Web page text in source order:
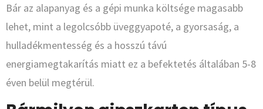
Bár az alapanyag és a gépi munka költsége magasabb
lehet, mint a legolcsóbb üveggyapoté, a gyorsaság, a
hulladékmentesség és a hosszú távú
energiamegtakarítás miatt ez a befektetés általában 5-8
éven belül megtérül.